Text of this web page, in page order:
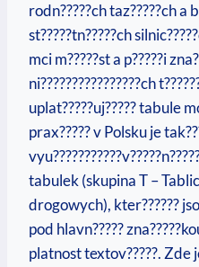
rodn?????ch taz?????ch a
st?????tn?????ch
mci m?????st a p?????i
ni????????????????ch
uplat?????uj????? tabule
prax????? v Polsku je
tabulek (skupina T –
drogowych), kter??????
pod hlavn?????
platnost textov?????. Zde